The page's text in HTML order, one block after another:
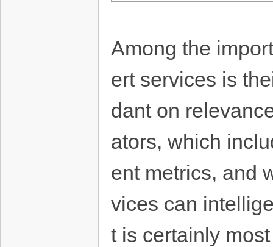
Among the
ert services is
dant on
ators, which
ent metrics, and
vices can
t is certainly